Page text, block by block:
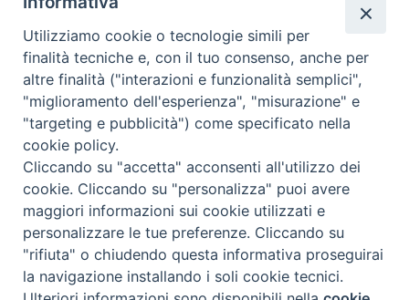
VIDEOGALLERY
PHOTOGALLERY
Diocesi di Caltagirone
Piazza San Francesco d’Assisi, 9 – tel. 0933.34186 – fax 0933.820590 e-mail:
comunicazionisociali@diocesidicaltagirone.it
Utilizziamo cookie o tecnologie simili per
finalità tecniche e, con il tuo consenso, anche per
altre finalità ("interazioni e funzionalità semplici",
"miglioramento dell'esperienza", "misurazione" e
"targeting e pubblicità") come specificato nella
cookie policy.
Cliccando su "accetta" acconsenti all'utilizzo dei
cookie. Cliccando su "personalizza" puoi avere
maggiori informazioni sui cookie utilizzati e
personalizzare le tue preferenze. Cliccando su
"rifiuta" o chiudendo questa informativa proseguirai
la navigazione installando i soli cookie tecnici.